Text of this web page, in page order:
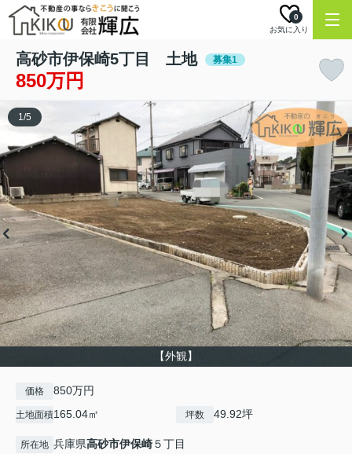
お気に入り
0
高砂市伊保崎5丁目 土地 募集1
850万円
【外観】
1/5
価格 850万円
土地面積165.04㎡ 坪数 49.92坪
所在地 兵庫県高砂市伊保崎５丁目